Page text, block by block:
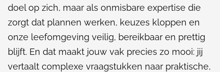
m
e
d
e
doel op zich, maar als onmisbare expertise die
zorgt dat plannen werken, keuzes kloppen en
onze leefomgeving veilig, bereikbaar en prettig
blijft. En dat maakt jouw vak precies zo mooi: jij
vertaalt complexe vraagstukken naar praktische,